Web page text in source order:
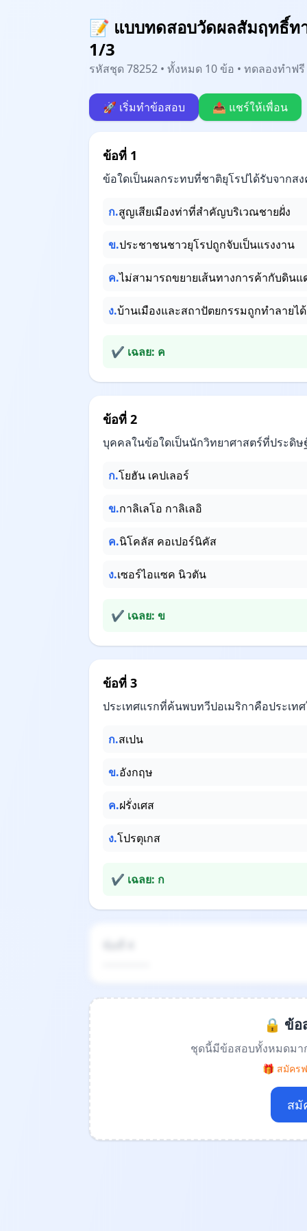
📝 แบบทดสอบวัดผลสัมฤทธิ์ท
1/3
รหัสชุด 78252 • ทั้งหมด 10 ข้อ • ทดลองทำฟ
🚀 เริ่มทำข้อสอบ 📤 แชร์ให้เพื่อน
ข้อที่ 1
ข้อใดเป็นผลกระทบที่ชาติยุโรปได้รับจากส
ก.สูญเสียเมืองท่าที่สำคัญบริเวณชายฝั่ง
ข.ประชาชนชาวยุโรปถูกจับเป็นแรงงาน
ค.ไม่สามารถขยายเส้นทางการค้ากับดิน
ง.บ้านเมืองและสถาปัตยกรรมถูกทำลายไ
✔ เฉลย: ค
ข้อที่ 2
บุคคลในข้อใดเป็นนักวิทยาศาสตร์ที่ประดิ
ก.โยฮัน เคปเลอร์
ข.กาลิเลโอ กาลิเลอิ
ค.นิโคลัส คอเปอร์นิคัส
ง.เซอร์ไอแซค นิวตัน
✔ เฉลย: ข
ข้อที่ 3
ประเทศแรกที่ค้นพบทวีปอเมริกาคือประเท
ก.สเปน
ข.อังกฤษ
ค.ฝรั่งเศส
ง.โปรตุเกส
✔ เฉลย: ก
🔒 ข้อ
ชุดนี้มีข้อสอบทั้งหมดมา
🎁 สมัคร
สมั